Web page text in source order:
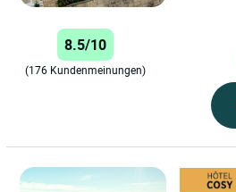
8.5/10
(176 Kundenmeinungen)